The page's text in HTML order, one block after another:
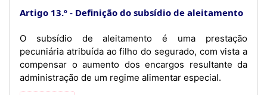
Artigo 13.º
Definição do subsídio de aleitamento
O subsídio de aleitamento é uma prestação
pecuniária atribuída ao filho do segurado, com vista a
compensar o aumento dos encargos resultante da
administração de um regime alimentar especial.